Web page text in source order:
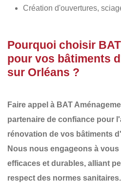
Création d'ouvertures,
Pourquoi choisir
pour vos bâtiments
sur Orléans ?
Faire appel à BAT
partenaire de confiance pour
rénovation de vos bâtiments
Nous nous engageons à
efficaces et durables, alliant
respect des normes